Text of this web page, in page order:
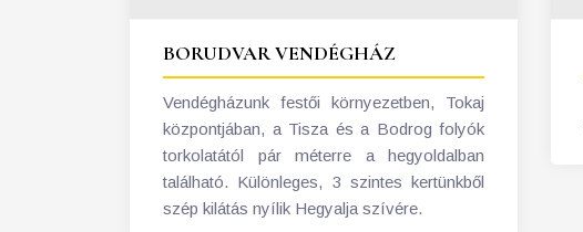
BORUDVAR VENDÉGHÁZ
Vendégházunk festői környezetben, Tokaj
központjában, a Tisza és a Bodrog folyók
torkolatától pár méterre a hegyoldalban
található. Különleges, 3 szintes kertünkből
szép kilátás nyílik Hegyalja szívére.